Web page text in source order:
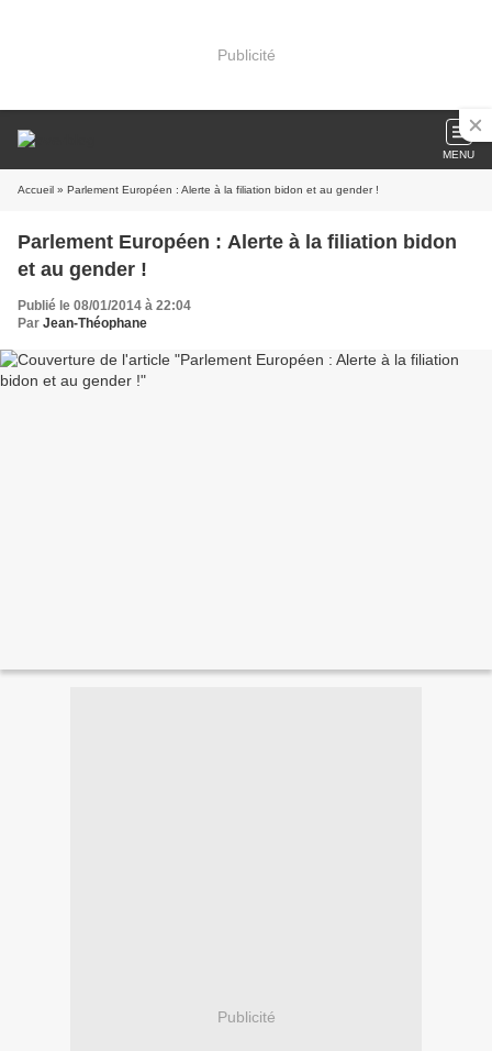
Publicité
MENU
Accueil » Parlement Européen : Alerte à la filiation bidon et au gender !
Parlement Européen : Alerte à la filiation bidon
et au gender !
Publié le 08/01/2014 à 22:04
Par Jean-Théophane
Publicité